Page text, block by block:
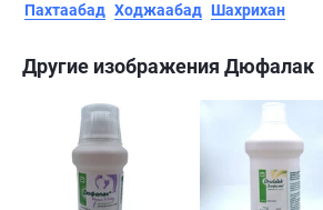
Пахтаабад Ходжаабад Шахрихан
Другие изображения Дюфалак